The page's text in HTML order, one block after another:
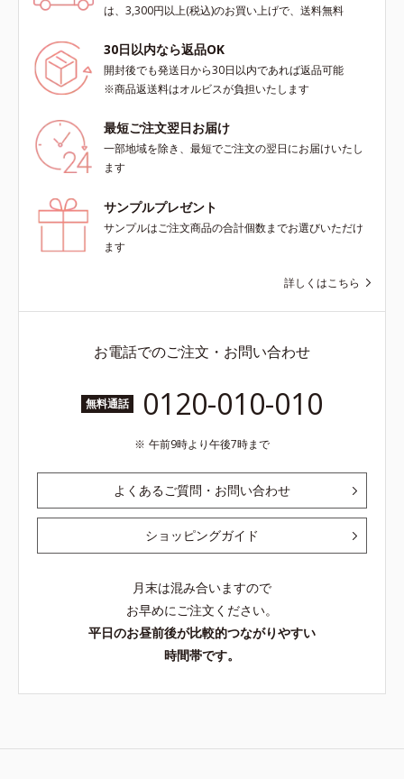
は、3,300円以上(税込)のお買い上げで、送料無料
30日以内なら返品OK
開封後でも発送日から30日以内であれば返品可能
※商品返送料はオルビスが負担いたします
最短ご注文翌日お届け
一部地域を除き、最短でご注文の翌日にお届けいたし
ます
サンプルプレゼント
サンプルはご注文商品の合計個数までお選びいただけ
ます
詳しくはこちら
お電話でのご注文・お問い合わせ
無料通話 0120-010-010
午前9時より午後7時まで
よくあるご質問・お問い合わせ
ショッピングガイド
月末は混み合いますので
お早めにご注文ください。
平日のお昼前後が比較的つながりやすい
時間帯です。